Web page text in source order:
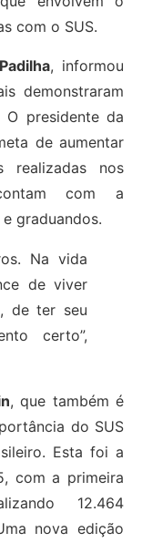
com o SUS.
, informou
demonstraram
O presidente da
de aumentar
realizadas nos
com a
graduandos.
Na vida
de viver
de ter seu
certo”,
, que também é
do SUS
Esta foi a
com a primeira
12.464
nova edição